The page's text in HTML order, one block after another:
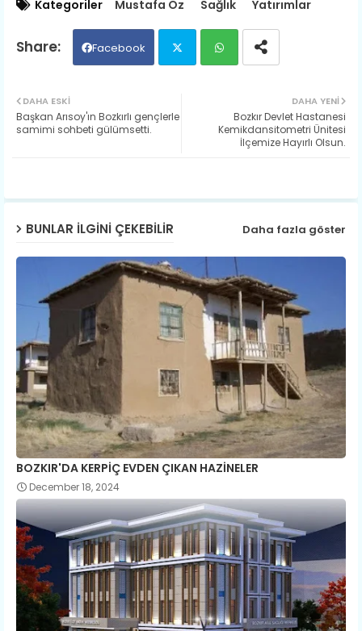
Kategoriler Mustafa Öz Sağlık Yatırımlar
Facebook
ter
DAHA YENI
Bozkır Devlet Hastanesi
Kemikdansitometri Ünitesi
İlçemize Hayırlı Olsun.
DAHA ESKI
Başkan Arısoy'ın Bozkırlı gençlerle
samimi sohbeti gülümsetti.
BUNLAR ILGINI ÇEKEBILIR Daha fazla göster
BOZKIR'DA KERPİÇ EVDEN ÇIKAN HAZİNELER
December 18, 2024